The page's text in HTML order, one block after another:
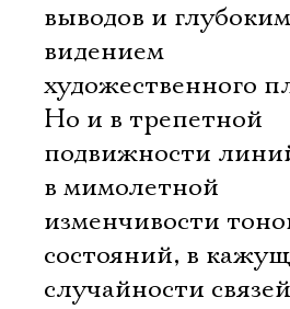
выводов и глубоким
видением
художественного
Но и в трепетной
подвижности
в мимолетной
изменчивости
состояний, в
случайности